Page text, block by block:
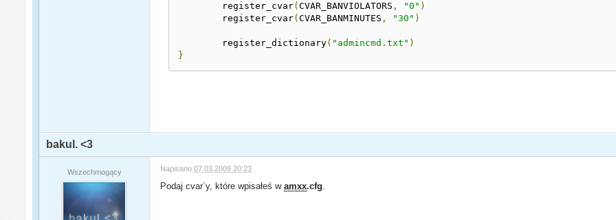
	register_cvar
(CVAR_BANVIOLATORS , "0" )
	register_cvar
(CVAR_BANMINUTES , "30" )
	register_dictionary
( "admincmd.txt" )
}
bakul. <3
Wszechmogący Napisano07.03.2009 20:23
Podaj cvar`y, które wpisałeś wamxx.cfg.